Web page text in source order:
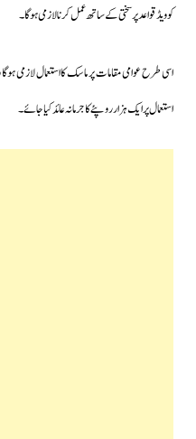
کوویڈ قواعد پرسختی کے ساتھ عمل کرنا لازمی ہوگا۔
اسی طرح عوامی مقامات پر ماسک کا استعمال
استعمال پر ایک ہزار روپئے کا جرمانہ عائد کیا جائے۔